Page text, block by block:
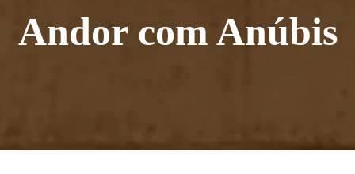
Andor com Anúbis